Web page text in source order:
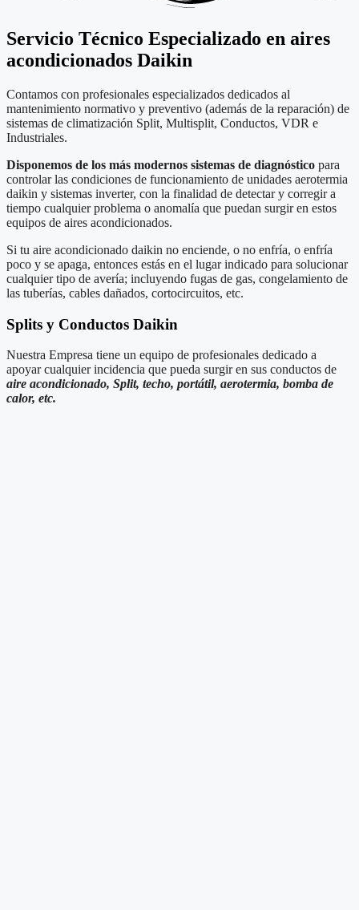
Servicio Técnico Especializado en aires
acondicionados Daikin
Contamos con profesionales especializados dedicados al
mantenimiento normativo y preventivo (además de la reparación) de
sistemas de climatización Split, Multisplit, Conductos, VDR e
Industriales.
Disponemos de los más modernos sistemas de diagnóstico para
controlar las condiciones de funcionamiento de unidades aerotermia
daikin y sistemas inverter, con la finalidad de detectar y corregir a
tiempo cualquier problema o anomalía que puedan surgir en estos
equipos de aires acondicionados.
Si tu aire acondicionado daikin no enciende, o no enfría, o enfría
poco y se apaga, entonces estás en el lugar indicado para solucionar
cualquier tipo de avería; incluyendo fugas de gas, congelamiento de
las tuberías, cables dañados, cortocircuitos, etc.
Splits y Conductos Daikin
Nuestra Empresa tiene un equipo de profesionales dedicado a
apoyar cualquier incidencia que pueda surgir en sus conductos de
aire acondicionado, Split, techo, portátil, aerotermia, bomba de
calor, etc.